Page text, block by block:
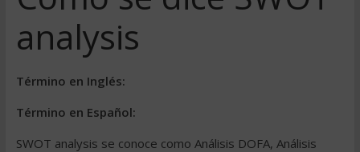
analysis
Término en Inglés:
Término en Español:
SWOT analysis se conoce como Análisis DOFA, Análisis